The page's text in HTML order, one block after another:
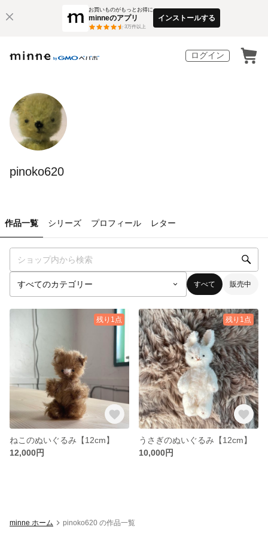
お買いものがもっとお得に
minneのアプリ
3万件以上
インストールする
ログイン
pinoko620
作品一覧 シリーズ プロフィール レター
すべて 販売中
残り1点
ねこのぬいぐるみ【12cm】
12,000円
残り1点
うさぎのぬいぐるみ【12cm】
10,000円
minne ホーム pinoko620 の作品一覧